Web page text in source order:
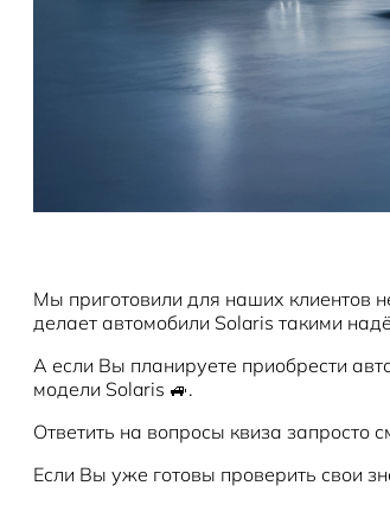
Мы приготовили для наших клиентов
делает автомобили Solaris такими
А если Вы планируете приобрести
модели Solaris 🚙.
Ответить на вопросы квиза запросто
Если Вы уже готовы проверить свои